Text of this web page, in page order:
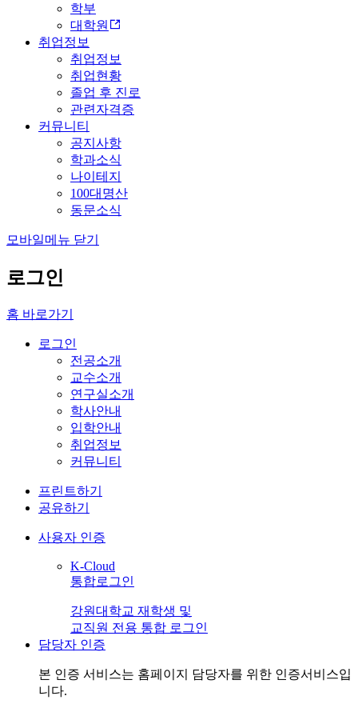
학부
대학원
취업정보
취업정보
취업현황
졸업 후 진로
관련자격증
커뮤니티
공지사항
학과소식
나이테지
100대명산
동문소식
모바일메뉴 닫기
로그인
홈 바로가기
로그인
전공소개
교수소개
연구실소개
학사안내
입학안내
취업정보
커뮤니티
프린트하기
공유하기
사용자 인증
K-Cloud
통합로그인
강원대학교 재학생 및
교직원 전용 통합 로그인
담당자 인증
본 인증 서비스는 홈페이지 담당자를 위한 인증서비스입
니다.